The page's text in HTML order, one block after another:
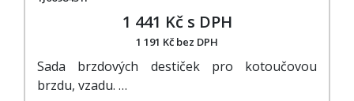
1 441 Kč s DPH
1 191 Kč bez DPH
Sada brzdových destiček pro kotoučovou
brzdu, vzadu. …